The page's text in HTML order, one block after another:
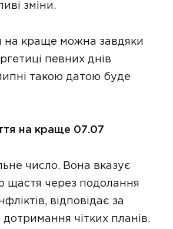
зміни.
на краще можна завдяки
певних днів
такою датою буде
на краще 07.07
число. Вона вказує
щастя через подолання
відповідає за
дотримання чітких планів.